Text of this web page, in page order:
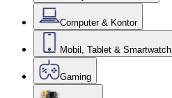
Computer & Kontor
Mobil, Tablet & Smartwatch
Gaming